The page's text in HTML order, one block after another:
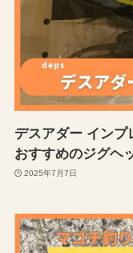
デスアダー インプ
おすすめのジグヘ
2025年7月7日